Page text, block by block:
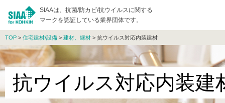
SIAAは、抗菌/防カビ/抗ウイルスに関する
マークを認証している業界団体です。
TOP > 住宅建材/設備 > 建材、縁材 > 抗ウイルス対応内装建材
抗ウイルス対応内装建